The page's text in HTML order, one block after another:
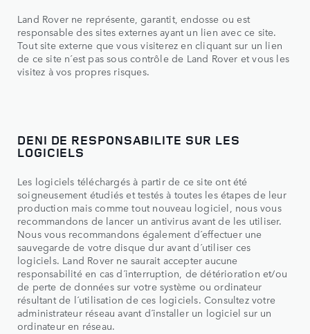
Land Rover ne représente, garantit, endosse ou est
responsable des sites externes ayant un lien avec ce site.
Tout site externe que vous visiterez en cliquant sur un lien
de ce site n´est pas sous contrôle de Land Rover et vous les
visitez à vos propres risques.
DENI DE RESPONSABILITE SUR LES
LOGICIELS
Les logiciels téléchargés à partir de ce site ont été
soigneusement étudiés et testés à toutes les étapes de leur
production mais comme tout nouveau logiciel, nous vous
recommandons de lancer un antivirus avant de les utiliser.
Nous vous recommandons également d´effectuer une
sauvegarde de votre disque dur avant d´utiliser ces
logiciels. Land Rover ne saurait accepter aucune
responsabilité en cas d´interruption, de détérioration et/ou
de perte de données sur votre système ou ordinateur
résultant de l´utilisation de ces logiciels. Consultez votre
administrateur réseau avant d´installer un logiciel sur un
ordinateur en réseau.